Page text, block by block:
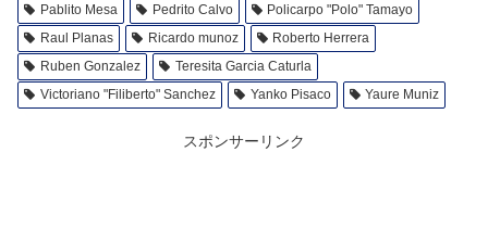
Pablito Mesa
Pedrito Calvo
Policarpo "Polo" Tamayo
Raul Planas
Ricardo munoz
Roberto Herrera
Ruben Gonzalez
Teresita Garcia Caturla
Victoriano "Filiberto" Sanchez
Yanko Pisaco Yaure Muniz
スポンサーリンク